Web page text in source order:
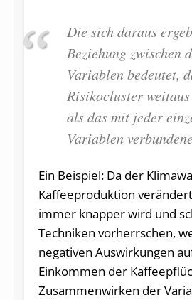
Die sich daraus
Beziehung zwischen
Variablen bedeutet,
Risikocluster
als das mit jeder
Variablen
Ein Beispiel: Da der
Kaffeeproduktion
immer knapper wird und
Techniken vorherrschen,
negativen Auswirkungen
Einkommen der
Zusammenwirken der